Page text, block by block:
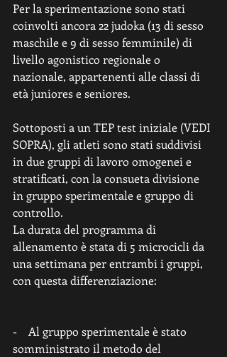
Per la sperimentazione sono stati
coinvolti ancora 22 judoka (13 di sesso
maschile e 9 di sesso femminile) di
livello agonistico regionale o
nazionale, appartenenti alle classi di
età juniores e seniores.
Sottoposti a un TEP test iniziale (VEDI
SOPRA), gli atleti sono stati suddivisi
in due gruppi di lavoro omogenei e
stratificati, con la consueta divisione
in gruppo sperimentale e gruppo di
controllo.
La durata del programma di
allenamento è stata di 5 microcicli da
una settimana per entrambi i gruppi,
con questa differenziazione:
-    Al gruppo sperimentale è stato
somministrato il metodo del